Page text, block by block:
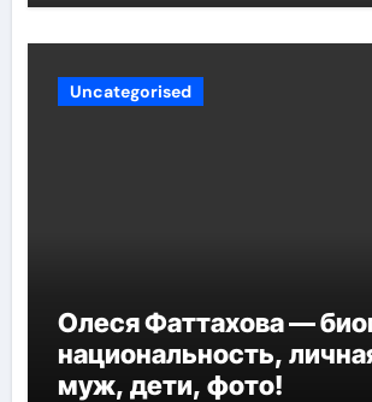
Uncategorised
Олеся Фаттахова —
национальность,
муж, дети, фото!